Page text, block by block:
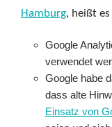
Hamburg, heißt
Google
verwendet
Google habe
dass alte
Einsatz von